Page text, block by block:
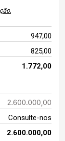
947,00
825,00
1.772,00
2.600.000,00
Consulte-nos
2.600.000,00